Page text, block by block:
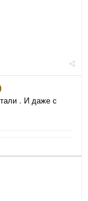
. И даже с